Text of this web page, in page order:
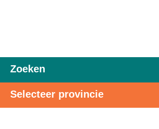
Zoeken
Selecteer provincie